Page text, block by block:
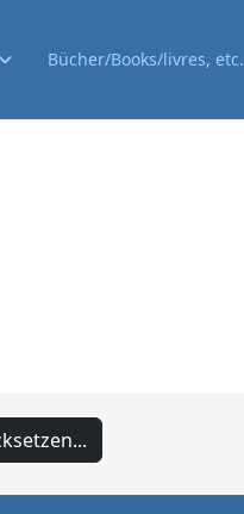
Bücher/Books/livres, etc.